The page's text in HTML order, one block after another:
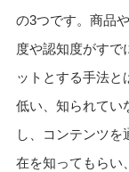
の3つです。商品
度や認知度がすで
ットとする手法と
低い、知られてい
し、コンテンツ
在を知ってもらい